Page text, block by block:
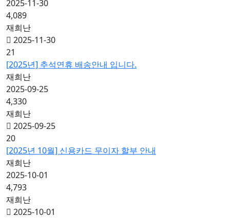
2025-11-30
4,089
재희난
2025-11-30
21
[2025년] 추석연휴 배송안내 입니다.
재희난
2025-09-25
4,330
재희난
2025-09-25
20
[2025년 10월] 신용카드 무이자 할부 안내
재희난
2025-10-01
4,793
재희난
2025-10-01